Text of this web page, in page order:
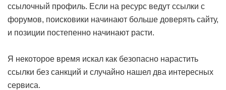
ссылочный профиль. Если на ресурс ведут ссылки с
форумов, поисковики начинают больше доверять сайту,
и позиции постепенно начинают расти.
Я некоторое время искал как безопасно нарастить
ссылки без санкций и случайно нашел два интересных
сервиса.